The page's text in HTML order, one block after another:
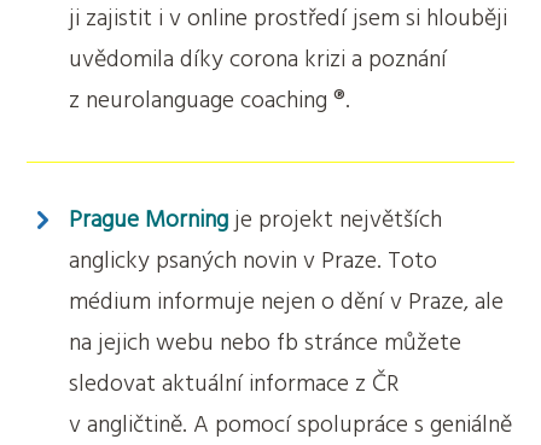
ji zajistit i v online prostředí jsem si hlouběji
uvědomila díky corona krizi a poznání
z neurolanguage coaching ®.
Prague Morning je projekt největších
anglicky psaných novin v Praze. Toto
médium informuje nejen o dění v Praze, ale
na jejich webu nebo fb stránce můžete
sledovat aktuální informace z ČR
v angličtině. A pomocí spolupráce s geniálně